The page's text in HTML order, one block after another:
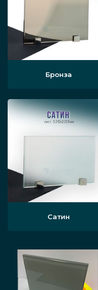
Бронза
Сатин